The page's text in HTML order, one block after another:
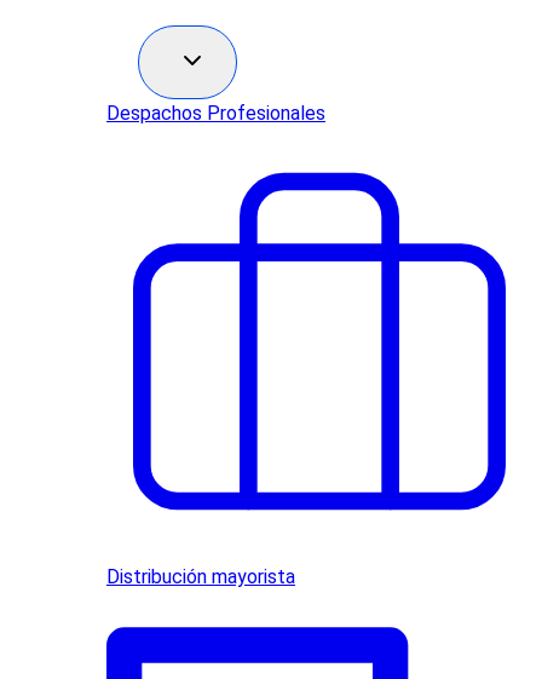
Despachos Profesionales
Distribución mayorista